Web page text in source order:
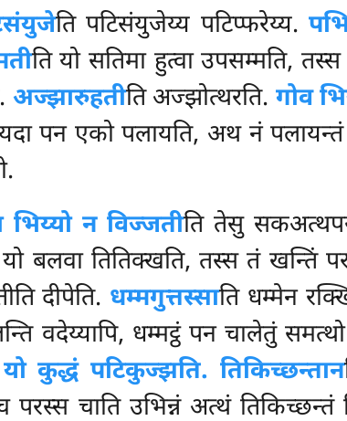
ति पटिसंयुजेय्य पटिप्फरेय्य.
ति यो सतिमा हुत्वा उपसम्मति,
अज्झारुहतीति अज्झोत्थरति. गोव
पन एको पलायति, अथ नं
भिय्यो न विज्जतीति तेसु
यो बलवा तितिक्खति, तस्स तं
दीपेति. धम्मगुत्तस्साति धम्मेन
वदेय्यापि, धम्मट्ठं पन चालेतुं
यो कुद्धं पटिकुज्झति. तिकिच्छन्तान
चाति उभिन्नं अत्थं तिकिच्छन्तं